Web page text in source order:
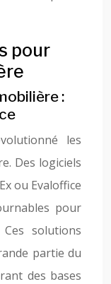
pour
:
les
Des logiciels
ou Evaloffice
pour
solutions
partie du
des bases